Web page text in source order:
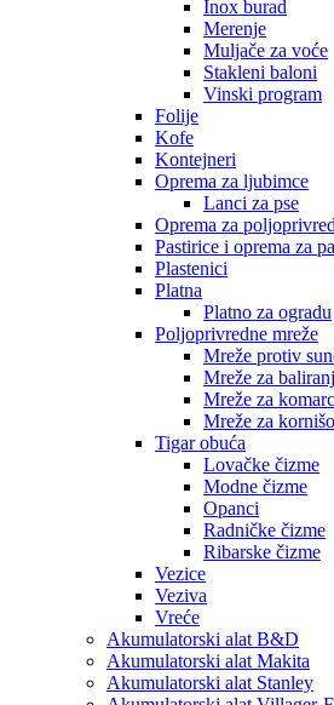
Inox burad
Merenje
Muljače za voće
Stakleni baloni
Vinski program
Folije
Kofe
Kontejneri
Oprema za ljubimce
Lanci za pse
Oprema za
Pastirice i oprema za
Plastenici
Platna
Platno za ogradu
Poljoprivredne mreže
Mreže protiv
Mreže za
Mreže za
Mreže za
Tigar obuća
Lovačke čizme
Modne čizme
Opanci
Radničke čizme
Ribarske čizme
Vezice
Veziva
Vreće
Akumulatorski alat B&D
Akumulatorski alat Makita
Akumulatorski alat Stanley